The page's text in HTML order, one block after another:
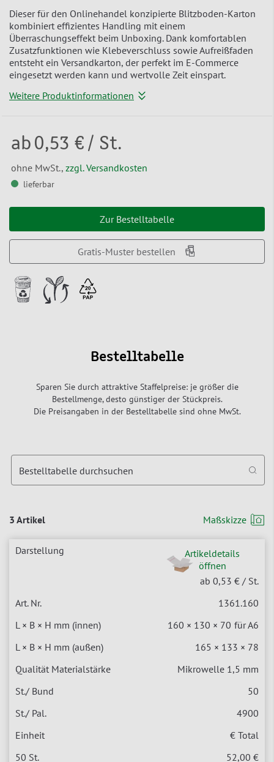
Dieser für den Onlinehandel konzipierte Blitzboden-Karton
kombiniert effizientes Handling mit einem
Überraschungseffekt beim Unboxing. Dank komfortablen
Zusatzfunktionen wie Klebeverschluss sowie Aufreißfaden
entsteht ein Versandkarton, der perfekt im E-Commerce
eingesetzt werden kann und wertvolle Zeit einspart.
Weitere Produktinformationen
ab 0,53 € / St.
ohne MwSt., zzgl. Versandkosten
lieferbar
Zur Bestelltabelle
Gratis-Muster bestellen
Bestelltabelle
Sparen Sie durch attraktive Staffelpreise: je größer die
Bestellmenge, desto günstiger der Stückpreis.
Die Preisangaben in der Bestelltabelle sind ohne MwSt.
3 Artikel Maßskizze
Bestelltabelle durchsuchen
Artikeldetails
öffnen
ab 0,53 € / St.
1361.160
160 × 130 × 70 für A6
165 × 133 × 78
Mikrowelle 1,5 mm
50
4900
€ Total
52,00 €